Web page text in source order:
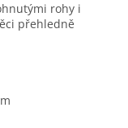
rohy i
přehledně